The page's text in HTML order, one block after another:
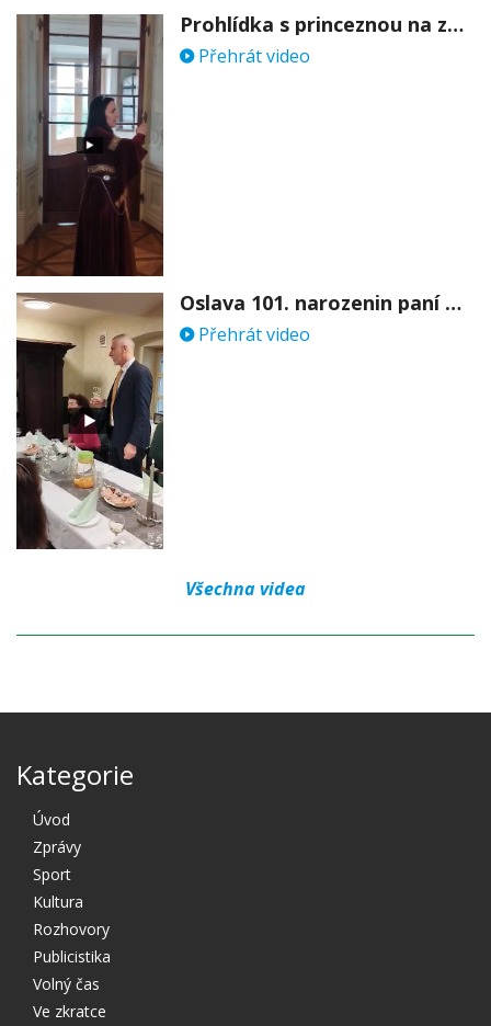
Prohlídka s princeznou na zámku Stekník
Přehrát video
Oslava 101. narozenin paní Věry Skořepové
Přehrát video
Všechna videa
Kategorie
Úvod
Zprávy
Sport
Kultura
Rozhovory
Publicistika
Volný čas
Ve zkratce